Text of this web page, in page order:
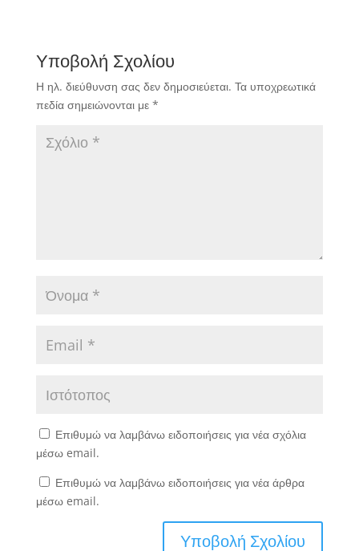
Υποβολή Σχολίου
Η ηλ. διεύθυνση σας δεν δημοσιεύεται. Τα υποχρεωτικά
πεδία σημειώνονται με *
Επιθυμώ να λαμβάνω ειδοποιήσεις για νέα σχόλια
μέσω email.
Επιθυμώ να λαμβάνω ειδοποιήσεις για νέα άρθρα
μέσω email.